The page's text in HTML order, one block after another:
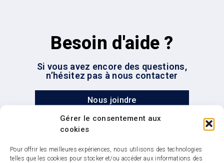
Gérer le consentement aux
cookies
Pour offrir les meilleures expériences, nous utilisons des technologies
telles que les cookies pour stocker et/ou accéder aux informations des
Besoin d'aide ?
Si vous avez encore des questions,
n’hésitez pas à nous contacter
Nous joindre